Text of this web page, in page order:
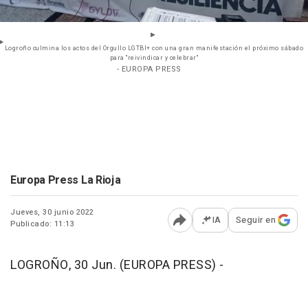
Logroño culmina los actos del Orgullo LGTBI+ con una gran manifestación el próximo sábado
para "reivindicar y celebrar"
- EUROPA PRESS
Europa Press La Rioja
Jueves, 30 junio 2022
Publicado: 11:13
Abrir opciones para
IA Seguir en
LOGROÑO, 30 Jun. (EUROPA PRESS) -